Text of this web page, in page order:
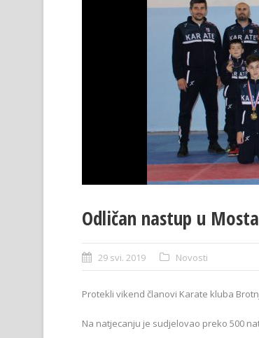
Odličan nastup u
29 svi. 2019 Novosti
Protekli vikend članovi Karate kluba
Na natjecanju je sudjelovao preko 500